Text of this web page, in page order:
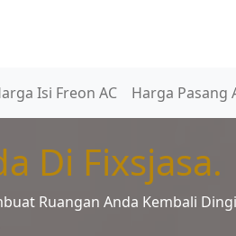
Isi Freon AC Harga Pasang
Di Fixsjasa.
Ruangan Anda Kembali